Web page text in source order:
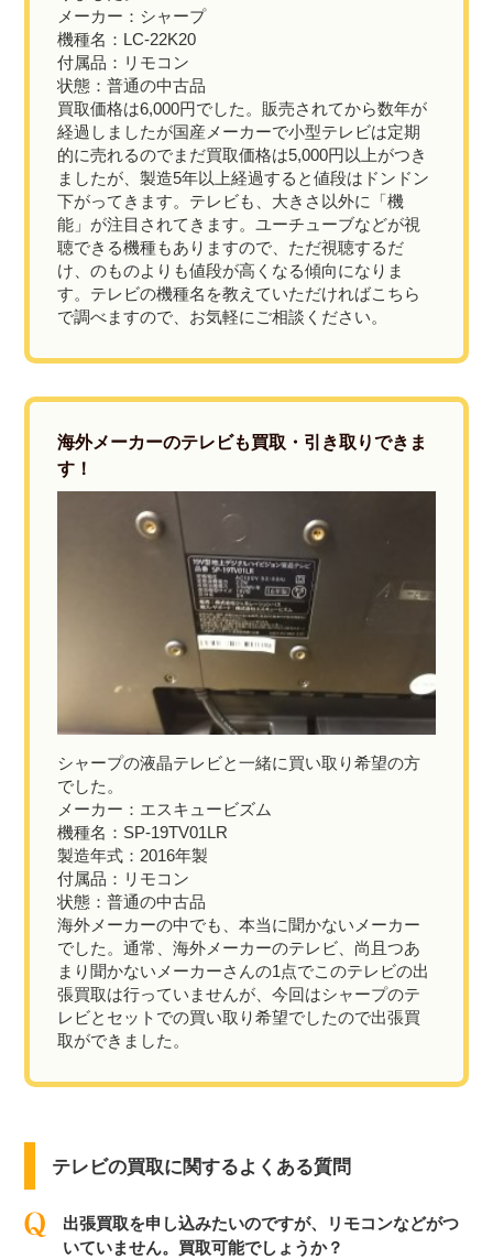
メーカー：シャープ
機種名：LC-22K20
付属品：リモコン
状態：普通の中古品
買取価格は6,000円でした。販売されてから数年が
経過しましたが国産メーカーで小型テレビは定期
的に売れるのでまだ買取価格は5,000円以上がつき
ましたが、製造5年以上経過すると値段はドンドン
下がってきます。テレビも、大きさ以外に「機
能」が注目されてきます。ユーチューブなどが視
聴できる機種もありますので、ただ視聴するだ
け、のものよりも値段が高くなる傾向になりま
す。テレビの機種名を教えていただければこちら
で調べますので、お気軽にご相談ください。
海外メーカーのテレビも買取・引き取りできま
す！
シャープの液晶テレビと一緒に買い取り希望の方
でした。
メーカー：エスキュービズム
機種名：SP-19TV01LR
製造年式：2016年製
付属品：リモコン
状態：普通の中古品
海外メーカーの中でも、本当に聞かないメーカー
でした。通常、海外メーカーのテレビ、尚且つあ
まり聞かないメーカーさんの1点でこのテレビの出
張買取は行っていませんが、今回はシャープのテ
レビとセットでの買い取り希望でしたので出張買
取ができました。
テレビの買取に関するよくある質問
出張買取を申し込みたいのですが、リモコンなどがつ
いていません。買取可能でしょうか？